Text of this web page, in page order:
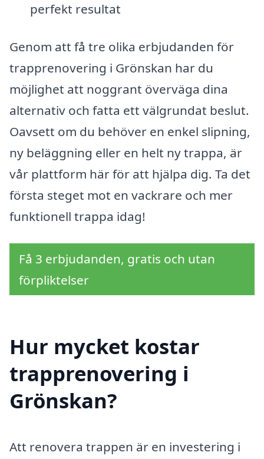
perfekt resultat
Genom att få tre olika erbjudanden för
trapprenovering i Grönskan har du
möjlighet att noggrant överväga dina
alternativ och fatta ett välgrundat beslut.
Oavsett om du behöver en enkel slipning,
ny beläggning eller en helt ny trappa, är
vår plattform här för att hjälpa dig. Ta det
första steget mot en vackrare och mer
funktionell trappa idag!
Få 3 erbjudanden, gratis och utan
förpliktelser
Hur mycket kostar
trapprenovering i
Grönskan?
Att renovera trappen är en investering i